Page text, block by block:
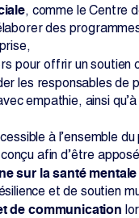
, comme le Centre
des
pour offrir un soutien
les responsables de
empathie, ainsi
à l’ensemble
afin d’être
sur la santé mentale
et de soutien
de communication